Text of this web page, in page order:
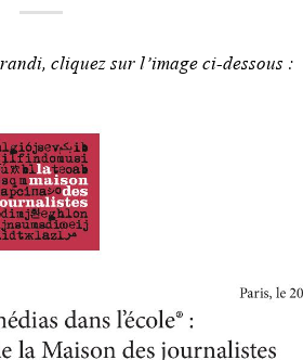
cliquez sur l’image ci-dessous :